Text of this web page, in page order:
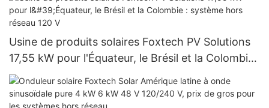
et 650 W.
Usine de produits solaires Foxtech PV Solutions
17,55 kW pour l'Équateur, le Brésil et la Colombie :
système hors réseau 120 V